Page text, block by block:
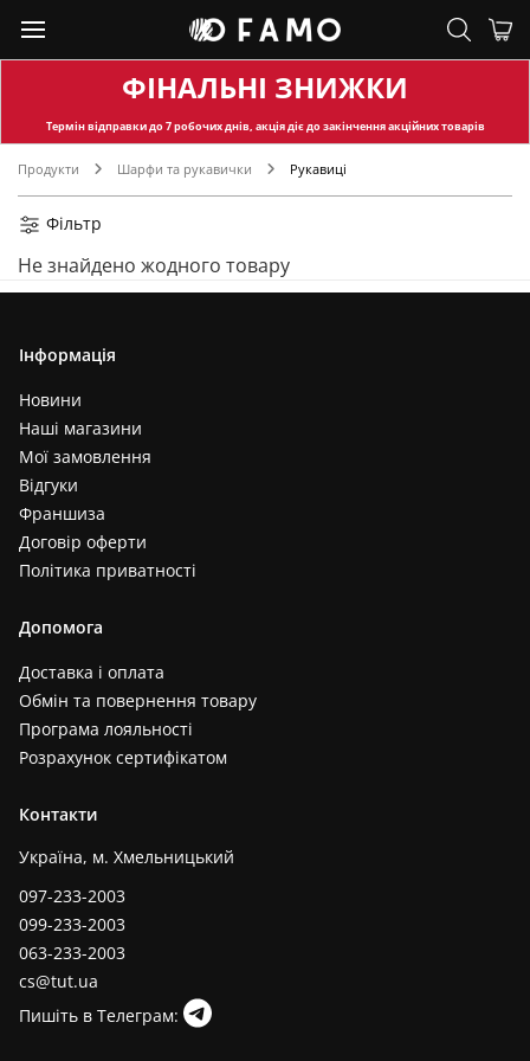
ФІНАЛЬНІ ЗНИЖКИ
Термін відправкидо 7 робочих днів, акція діє до закінчення акційних товарів
Продукти Шарфи та рукавички Рукавиці
Фільтр
Не знайдено жодного товару
Інформація
Новини
Наші магазини
Мої замовлення
Відгуки
Франшиза
Договір оферти
Політика приватності
Допомога
Доставка і оплата
Обмін та повернення товару
Програма лояльності
Розрахунок сертифікатом
Контакти
Україна, м. Хмельницький
097-233-2003
099-233-2003
063-233-2003
cs@tut.ua
Пишіть в Телеграм: